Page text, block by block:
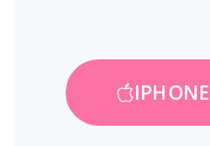
IPHONE